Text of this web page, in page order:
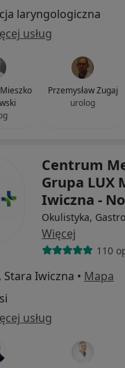
laryngologiczna
usług
Przemysław Zugaj
urolog
Centrum
Grupa LUX
Iwiczna -
Okulistyka,
Więcej
110
Stara Iwiczna • Mapa
usług